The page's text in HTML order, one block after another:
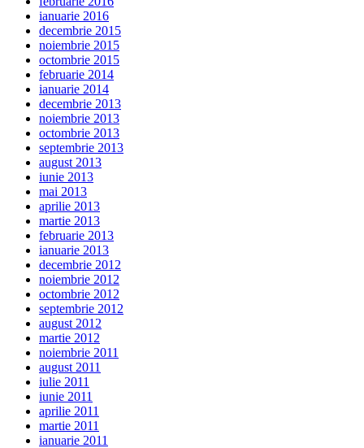
ianuarie 2016
decembrie 2015
noiembrie 2015
octombrie 2015
februarie 2014
ianuarie 2014
decembrie 2013
noiembrie 2013
octombrie 2013
septembrie 2013
august 2013
iunie 2013
mai 2013
aprilie 2013
martie 2013
februarie 2013
ianuarie 2013
decembrie 2012
noiembrie 2012
octombrie 2012
septembrie 2012
august 2012
martie 2012
noiembrie 2011
august 2011
iulie 2011
iunie 2011
aprilie 2011
martie 2011
ianuarie 2011